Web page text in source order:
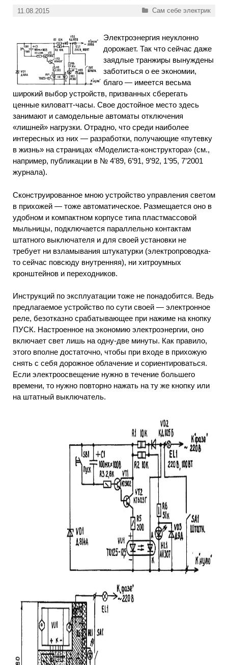
11.08.2015 Рубрики
Сам себе электрик
Электроэнергия неуклонно
дорожает. Так что сейчас даже
заядлые транжиры вынуждены
заботиться о ее экономии,
благо — имеется весьма
широкий выбор устройств, призванных сберегать
ценные киловатт-часы. Свое достойное место здесь
занимают и самодельные автоматы отключения
«лишней» нагрузки. Отрадно, что среди наиболее
интересных из них — разработки, получающие «путевку
в жизнь» на страницах «Моделиста-конструктора» (см.,
например, публикации в № 4’89, 6’91, 9’92, 1’95, 7’2001
журнала).
Сконструированное мною устройство управления светом
в прихожей — тоже автоматическое. Размещается оно в
удобном и компактном корпусе типа пластмассовой
мыльницы, подключается параллельно контактам
штатного выключателя и для своей установки не
требует ни взламывания штукатурки (электропроводка-
то сейчас повсюду внутренняя), ни хитроумных
кронштейнов и переходников.
Инструкций по эксплуатации тоже не понадобится. Ведь
предлагаемое устройство по сути своей — электронное
реле, безотказно срабатывающее при нажиме на кнопку
ПУСК. Настроенное на экономию электроэнергии, оно
включает свет лишь на одну-две минуты. Как правило,
этого вполне достаточно, чтобы при входе в прихожую
снять с себя дорожное облачение и сориентироваться.
Если электроосвещение нужно в течение большего
времени, то нужно повторно нажать на ту же кнопку или
на штатный выключатель.